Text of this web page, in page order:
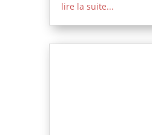
lire la suite...